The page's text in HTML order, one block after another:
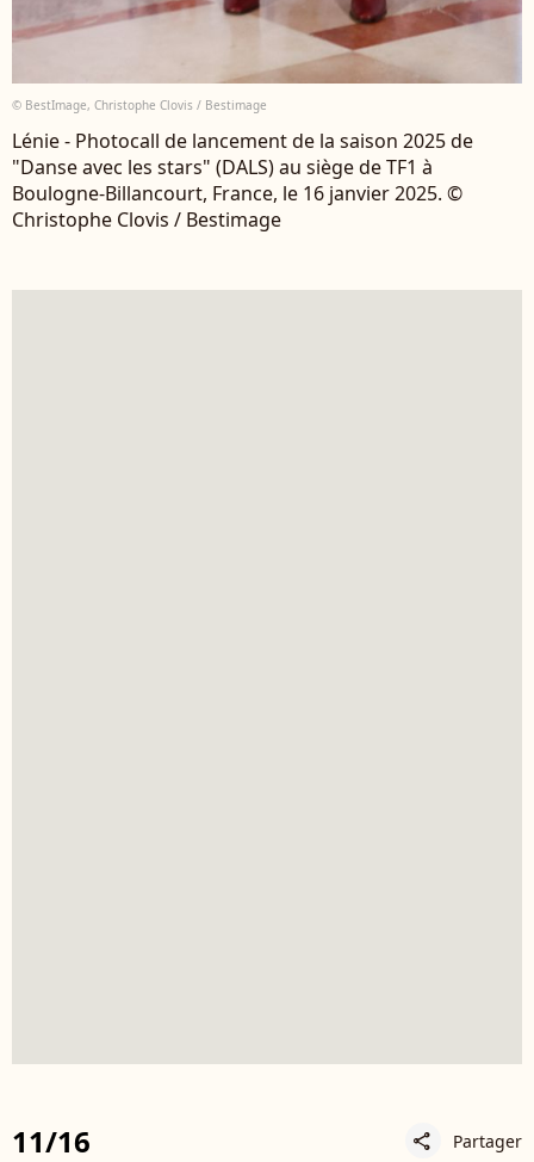
© BestImage, Christophe Clovis / Bestimage
Lénie - Photocall de lancement de la saison 2025 de
"Danse avec les stars" (DALS) au siège de TF1 à
Boulogne-Billancourt, France, le 16 janvier 2025. ©
Christophe Clovis / Bestimage
11/16 share Partager